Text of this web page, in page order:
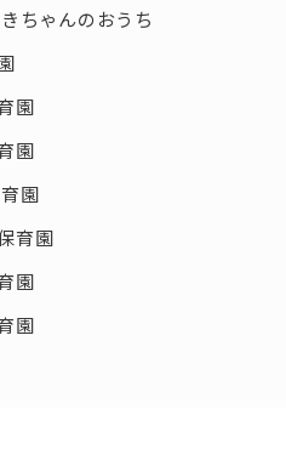
ちゃんのおうち
園
園
園
育園
園
園